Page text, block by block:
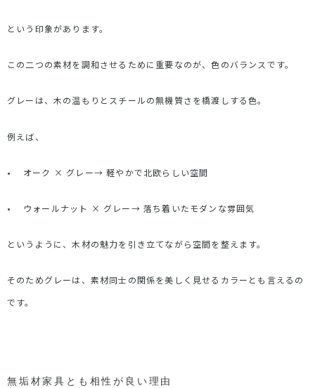
という印象があります。
この二つの素材を調和させるために重要なのが、色のバランスです。
グレーは、木の温もりとスチールの無機質さを橋渡しする色。
例えば、
• オーク × グレー→ 軽やかで北欧らしい空間
• ウォールナット × グレー→ 落ち着いたモダンな雰囲気
というように、木材の魅力を引き立てながら空間を整えます。
そのためグレーは、素材同士の関係を美しく見せるカラーとも言えるの
です。
無垢材家具とも相性が良い理由